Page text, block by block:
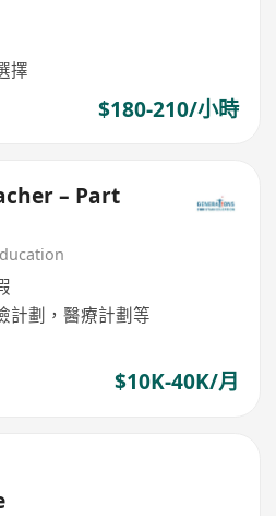
擇
$180-210/小時
– Part
計劃，醫療計劃等
$10K-40K/月